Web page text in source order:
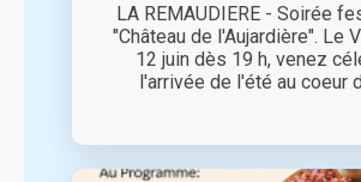
LA REMAUDIERE - Soirée
"Château de l'Aujardière". Le
12 juin dès 19 h, venez
l'arrivée de l'été au coeur